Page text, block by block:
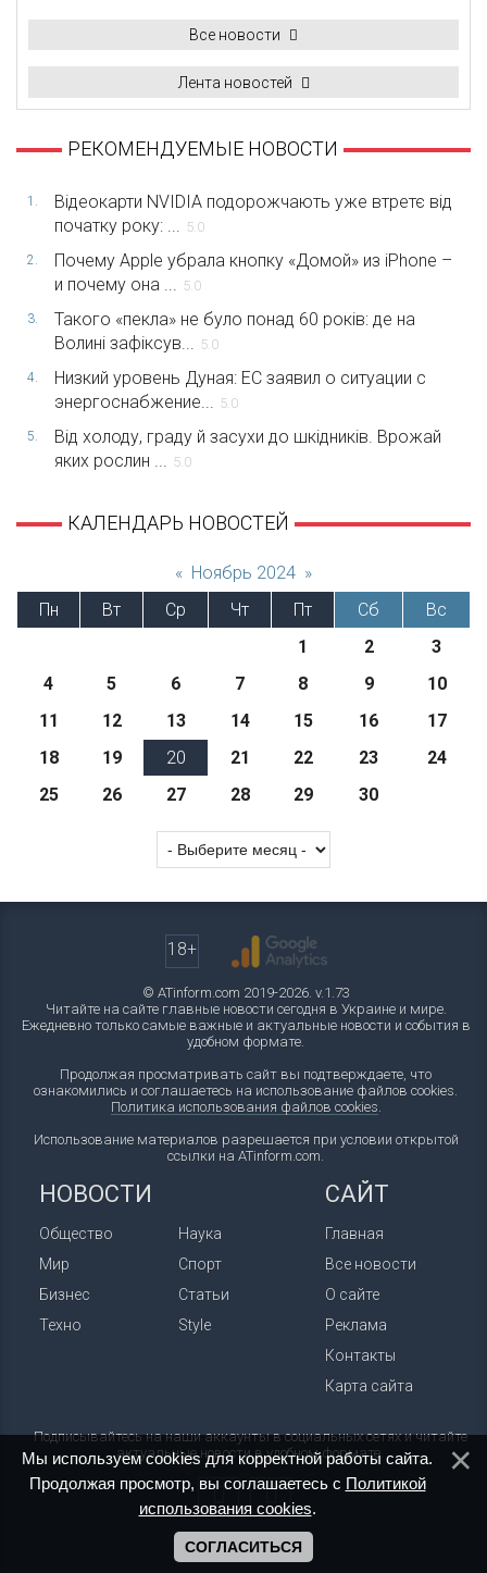
Все новости
Лента новостей
РЕКОМЕНДУЕМЫЕ НОВОСТИ
1.
Відеокарти NVIDIA подорожчають уже втретє від
початку року: ... 5.0
2.
Почему Apple убрала кнопку «Домой» из iPhone –
и почему она ... 5.0
3.
Такого «пекла» не було понад 60 років: де на
Волині зафіксув... 5.0
4.
Низкий уровень Дуная: ЕС заявил о ситуации с
энергоснабжение... 5.0
5.
Від холоду, граду й засухи до шкідників. Врожай
яких рослин ... 5.0
КАЛЕНДАРЬ НОВОСТЕЙ
« Ноябрь 2024 »
Пн
Вт Ср Чт Пт Сб
Вс
1
2
3
4
5 6 7 8 9
10
11
12 13 14 15 16
17
18
19 20 21 22 23
24
25
26 27 28 29 30
18+
© ATinform.com 2019-2026. v.1.73
Читайте на сайте главные новости сегодня в Украине и мире.
Ежедневно только самые важные и актуальные новости и события в
удобном формате.
Продолжая просматривать сайт вы подтверждаете, что
ознакомились и соглашаетесь на использование файлов cookies.
Политика использования файлов cookies.
Использование материалов разрешается при условии открытой
ссылки на ATinform.com.
НОВОСТИ
Общество
Мир
Бизнес
Техно
Наука
Спорт
Статьи
Style
САЙТ
Главная
Все новости
О сайте
Реклама
Контакты
Карта сайта
Подписывайтесь на наши аккаунты в социальных сетях и читайте
актуальные новости в удобном формате.
Мы используем cookies для корректной работы сайта.
Продолжая просмотр, вы соглашаетесь с Политикой
использования cookies.
СОГЛАСИТЬСЯ